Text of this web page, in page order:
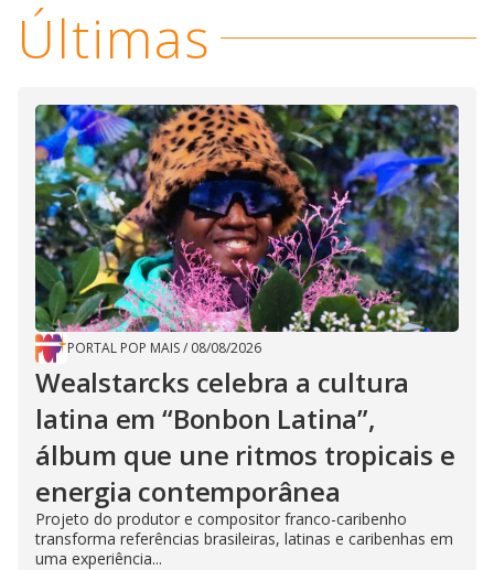
Últimas
PORTAL POP MAIS/ 08/08/2026
Wealstarcks celebra a cultura
latina em “Bonbon Latina”,
álbum que une ritmos tropicais e
energia contemporânea
Projeto do produtor e compositor franco-caribenho
transforma referências brasileiras, latinas e caribenhas em
uma experiência...